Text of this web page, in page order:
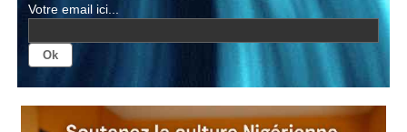
Votre email ici...